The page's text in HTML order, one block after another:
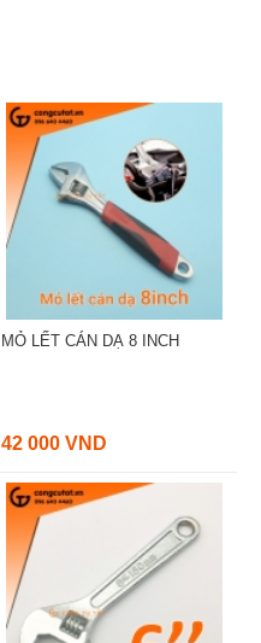
MỎ LẾT CÁN DẠ 8 INCH
42 000 VND